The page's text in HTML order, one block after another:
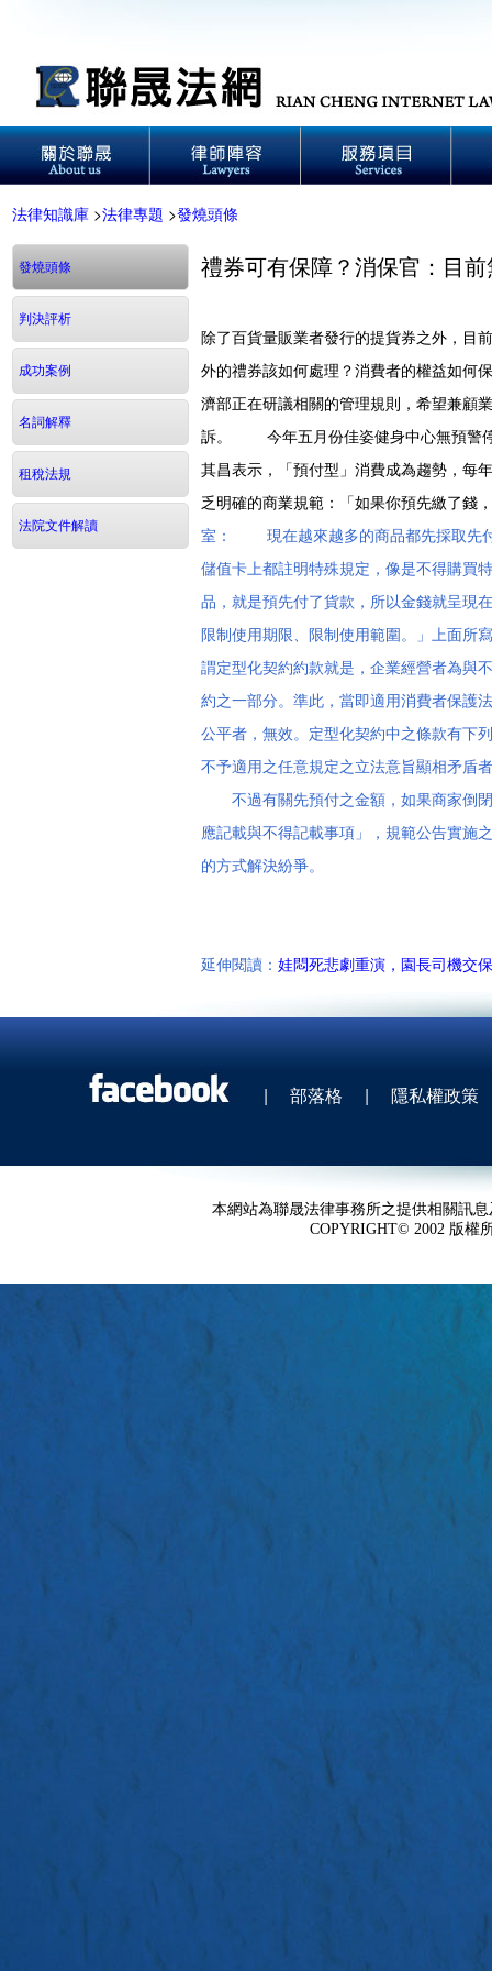
法律知識庫 >法律專題 >發燒頭條
發燒頭條
判決評析
成功案例
名詞解釋
租稅法規
法院文件解讀
禮券可有保障？消保官：目
除了百貨量販業者發行的提貨券之外，目
外的禮券該如何處理？消費者的權益如何
濟部正在研議相關的管理規則，希望兼顧
訴。 今年五月份佳姿健身中心無預警停
其昌表示，「預付型」消費成為趨勢，每
乏明確的商業規範：「如果你預先繳了錢
室： 現在越來越多的商品都先採取先付
儲值卡上都註明特殊規定，像是不得購買
品，就是預先付了貨款，所以金錢就呈現
限制使用期限、限制使用範圍。」上面
謂定型化契約約款就是，企業經營者為與
約之一部分。準此，當即適用消費者保護
公平者，無效。定型化契約中之條款有下
不予適用之任意規定之立法意旨顯相矛盾
不過有關先預付之金額，如果商家倒閉
應記載與不得記載事項」，規範公告實施
的方式解決紛爭。
延伸閱讀： 娃悶死悲劇重演，園長司機交
| 部落格 | 隱私權政策
本網站為聯晟法律事務所之提供相關訊
COPYRIGHT© 2002 版權